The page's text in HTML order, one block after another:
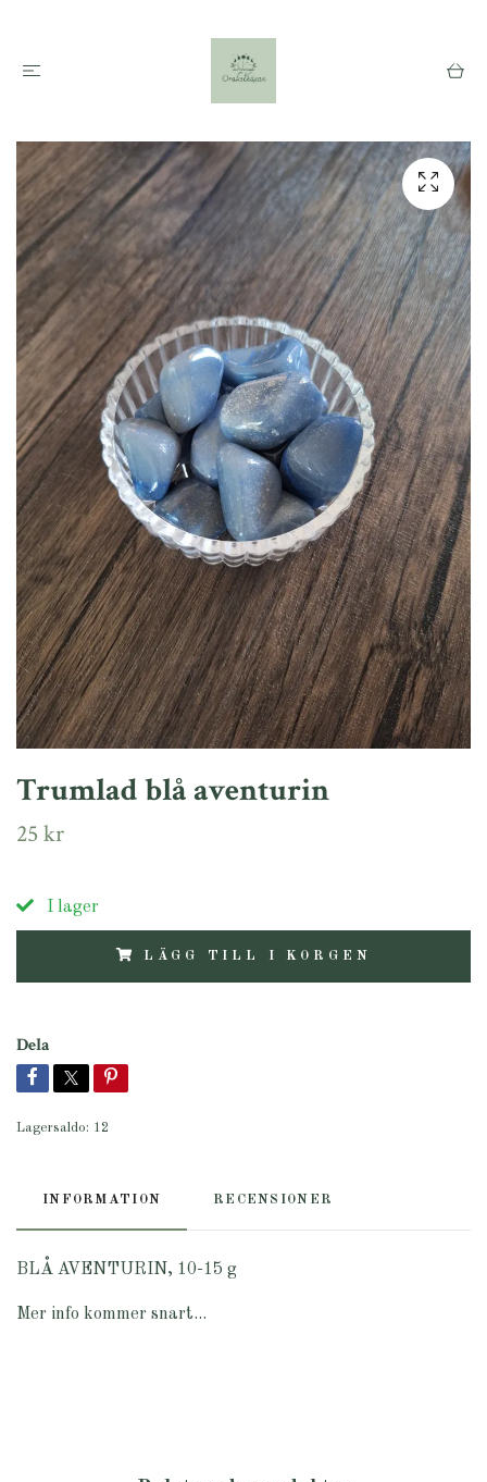
Trumlad blå aventurin
25 kr
I lager
LÄGG TILL I KORGEN
Dela
Lagersaldo: 12
INFORMATION RECENSIONER
BLÅ AVENTURIN, 10-15 g
Mer info kommer snart...